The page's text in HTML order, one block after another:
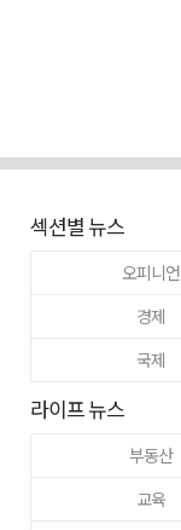
섹션별 뉴스
오피니언
경제
국제
라이프 뉴스
부동산
교육